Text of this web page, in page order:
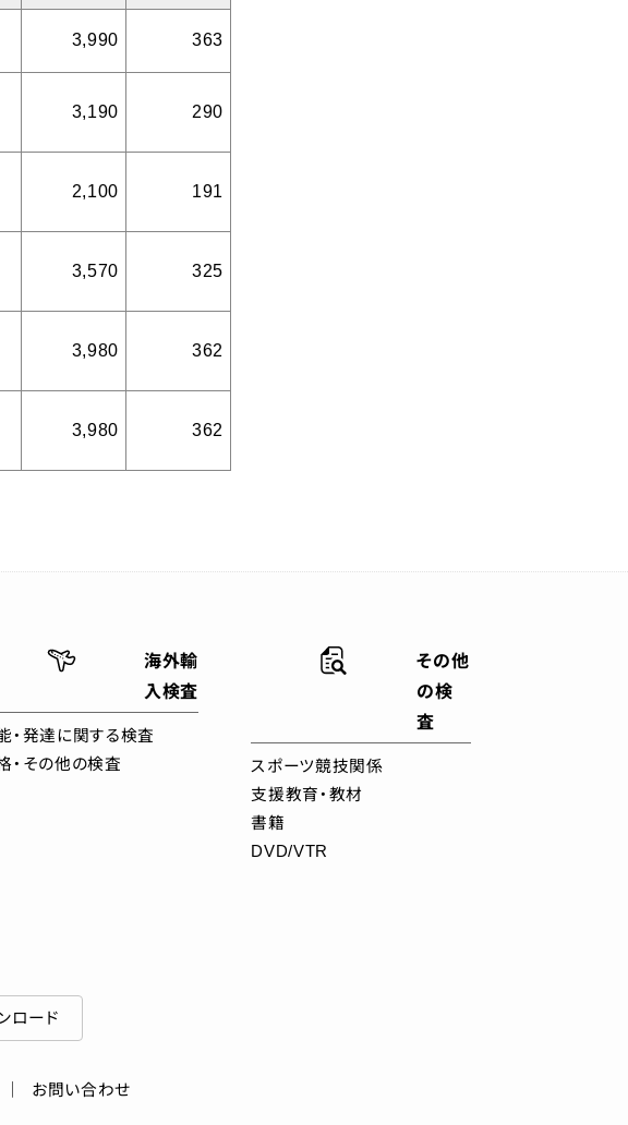
3,990 363
3,190 290
2,100 191
3,570 325
3,980 362
3,980 362
海外輸
入検査
・発達に関する検査
・その他の検査
その他
の検
査
スポーツ競技関係
支援教育・教材
書籍
DVD/VTR
ロード
お問い合わせ
ログダウンロード